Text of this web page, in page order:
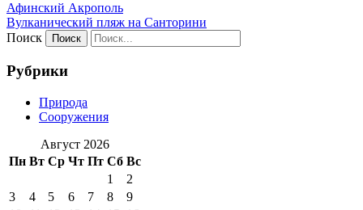
Афинский Акрополь
Вулканический пляж на Санторини
Поиск
Рубрики
Природа
Сооружения
Август 2026
Пн Вт Ср Чт Пт Сб Вс
1
2
3
4 5 6 7 8
9